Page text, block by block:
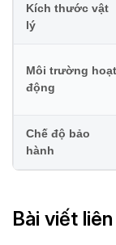
Kích thước vật
lý
Môi trường hoạt
động
Chế độ bảo
hành
Bài viết